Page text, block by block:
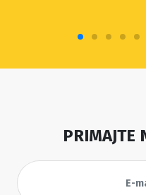
PRIMAJTE